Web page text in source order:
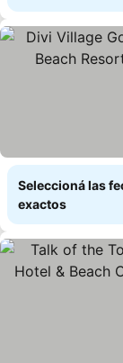
Seleccioná las
exactos